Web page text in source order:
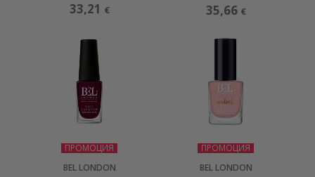
33,21 € 35,66 €
ПРОМОЦИЯ
BEL LONDON
ПРОМОЦИЯ
BEL LONDON